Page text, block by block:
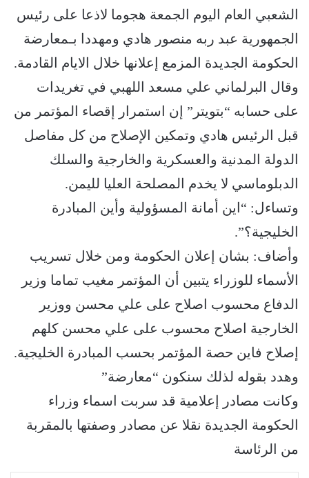
الشعبي العام اليوم الجمعة هجوما لاذعا على رئيس
الجمهورية عبد ربه منصور هادي ومهددا بـمعارضة
الحكومة الجديدة المزمع إعلانها خلال الايام القادمة.
وقال البرلماني علي مسعد اللهبي في تغريدات
على حسابه “بتويتر” إن استمرار إقصاء المؤتمر من
قبل الرئيس هادي وتمكين الإصلاح من كل مفاصل
الدولة المدنية والعسكرية والخارجية والسلك
الدبلوماسي لا يخدم المصلحة العليا لليمن.
وتساءل: “اين أمانة المسؤولية وأين المبادرة
الخليجية؟”.
وأضاف: بشان إعلان الحكومة ومن خلال تسريب
الأسماء للوزراء يتبين أن المؤتمر مغيب تماما وزير
الدفاع محسوب اصلاح على علي محسن ووزير
الخارجية اصلاح محسوب على علي محسن كلهم
إصلاح فاين حصة المؤتمر بحسب المبادرة الخليجية.
وهدد بقوله لذلك سنكون “معارضة”
وكانت مصادر إعلامية قد سربت اسماء وزراء
الحكومة الجديدة نقلا عن مصادر وصفتها بالمقربة
من الرئاسة